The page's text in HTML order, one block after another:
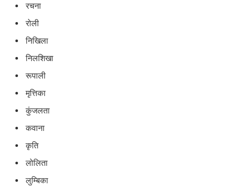
रचना
रोली
निखिला
निलशिखा
रूपाली
मृत्तिका
कुंजलता
कवाना
कृति
लोलिता
लुम्बिका